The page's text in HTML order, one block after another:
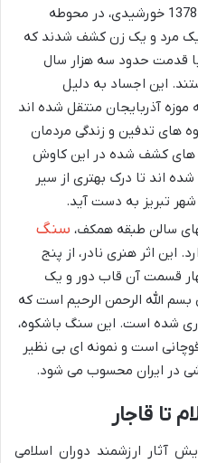
جریان کاوش های علمی سال 1378 خورشیدی، در محوطه
یک مرد و یک زن کشف شدند که
قدمت حدود سه هزار سال
این اجساد به دلیل
موزه آذربایجان منتقل شده اند
های تدفین و زندگی مردمان
های کشف شده در این کاوش
اند تا درک بهتری از سیر
تبریز به دست آید.
سالن طبقه همکف، سنگ
این اثر هنری نادر، از پنج
قسمت آن قاب دور و یک
الله الرحمن الرحیم است که
شده است. این سنگ باشکوه،
است و نمونه ای بی نظیر
در ایران محسوب می شود.
تا قاجار
آثار ارزشمند دوران اسلامی